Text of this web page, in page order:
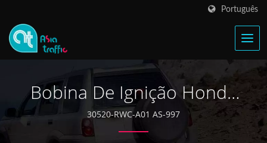
Português
Bobina De Ignição Honda
Acura CSX 30520-RRA-007
30520-RWC-A01 AS-997